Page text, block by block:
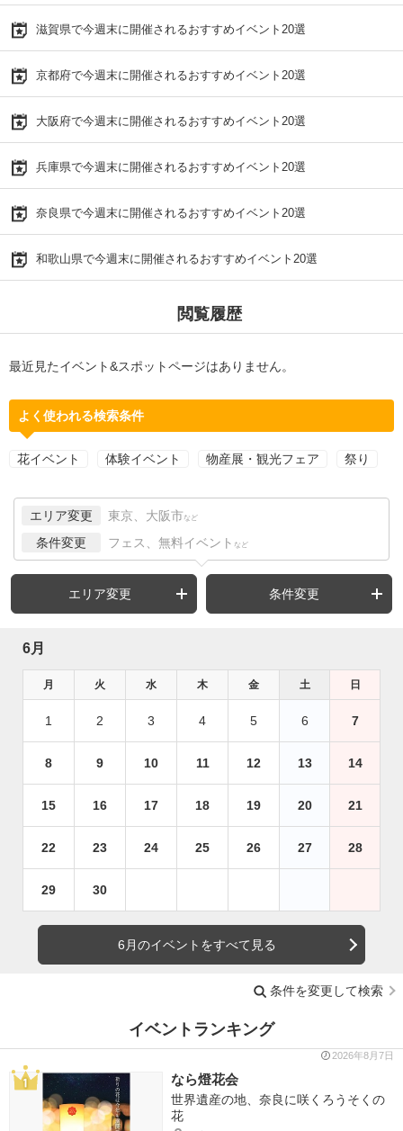
滋賀県で今週末に開催されるおすすめイベント20選
京都府で今週末に開催されるおすすめイベント20選
大阪府で今週末に開催されるおすすめイベント20選
兵庫県で今週末に開催されるおすすめイベント20選
奈良県で今週末に開催されるおすすめイベント20選
和歌山県で今週末に開催されるおすすめイベント20選
閲覧履歴
最近見たイベント&スポットページはありません。
よく使われる検索条件
花イベント 体験イベント 物産展・観光フェア 祭り
エリア変更 東京、大阪市 など
条件変更 フェス、無料イベント など
エリア変更 条件変更
6月
月 火 水 木 金 土 日
1 2 3 4 5 6 7
8 9 10 11 12 13 14
15 16 17 18 19 20 21
22 23 24 25 26 27 28
29 30
6月のイベントをすべて見る
条件を変更して検索
イベントランキング
2026年8月7日
なら燈花会
世界遺産の地、奈良に咲くろうそくの
花